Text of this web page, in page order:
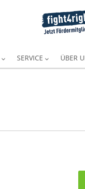
SERVICE ÜBER